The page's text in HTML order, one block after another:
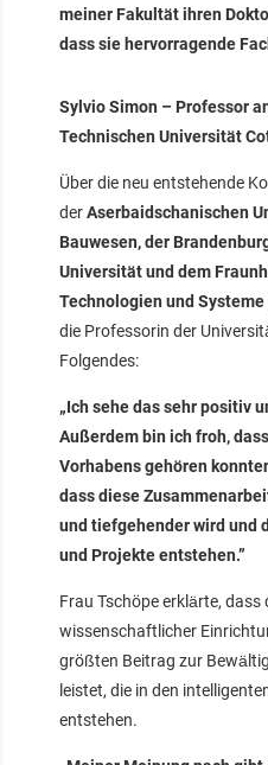
meiner Fakultät ihren
dass sie hervorragende
Sylvio Simon – Professor
Technischen Universität
Über die neu entstehende
derAserbaidschanischen
Bauwesen, der
Universität und dem
Technologien und Systeme
die Professorin der
Folgendes:
„Ich sehe das sehr positiv
Außerdem bin ich froh,
Vorhabens gehören
dass diese
und tiefgehender wird und
und Projekte entstehen.”
Frau Tschöpe erklärte,
wissenschaftlicher
größten Beitrag zur
leistet, die in den
entstehen.